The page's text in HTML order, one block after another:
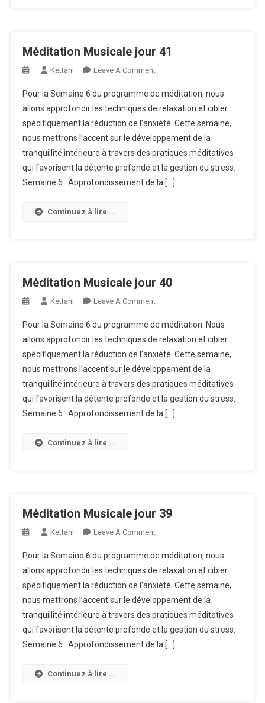
Méditation Musicale jour 41
Kettani Leave A CommentOn
Musicale
Jour
41
Pour la Semaine 6 du programme de méditation, nous
allons approfondir les techniques de relaxation et cibler
spécifiquement la réduction de l’anxiété. Cette semaine,
nous mettrons l’accent sur le développement de la
tranquillité intérieure à travers des pratiques méditatives
qui favorisent la détente profonde et la gestion du stress.
Semaine 6 : Approfondissement de la […]
Continuez à lire ...
Méditation Musicale jour 40
Kettani Leave A CommentOn
Musicale
Jour
40
Pour la Semaine 6 du programme de méditation. Nous
allons approfondir les techniques de relaxation et cibler
spécifiquement la réduction de l’anxiété. Cette semaine,
nous mettrons l’accent sur le développement de la
tranquillité intérieure à travers des pratiques méditatives
qui favorisent la détente profonde et la gestion du stress.
Semaine 6 : Approfondissement de la […]
Continuez à lire ...
Méditation Musicale jour 39
Kettani Leave A CommentOn
Musicale
Jour
39
Pour la Semaine 6 du programme de méditation, nous
allons approfondir les techniques de relaxation et cibler
spécifiquement la réduction de l’anxiété. Cette semaine,
nous mettrons l’accent sur le développement de la
tranquillité intérieure à travers des pratiques méditatives
qui favorisent la détente profonde et la gestion du stress.
Semaine 6 : Approfondissement de la […]
Continuez à lire ...